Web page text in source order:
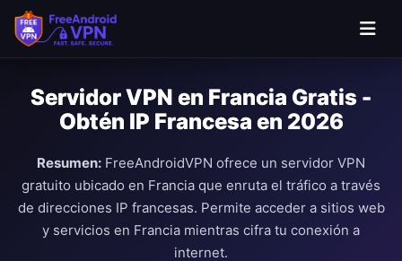
Saltar al contenido principal
Servidor VPN en Francia Gratis -
Obtén IP Francesa en 2026
Resumen: FreeAndroidVPN ofrece un servidor VPN
gratuito ubicado en Francia que enruta el tráfico a través
de direcciones IP francesas. Permite acceder a sitios web
y servicios en Francia mientras cifra tu conexión a
internet.